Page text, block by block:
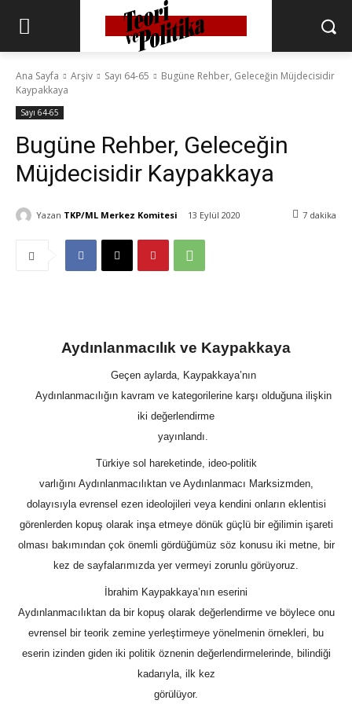
Ana Sayfa Arşiv Sayı 64-65
Bugüne Rehber, Geleceğin Müjdecisidir
Kaypakkaya
Sayı 64-65
Bugüne Rehber, Geleceğin
Müjdecisidir Kaypakkaya
Yazan TKP/ML Merkez Komitesi 13 Eylül 2020 7 dakika
Aydınlanmacılık ve Kaypakkaya
Geçen aylarda, Kaypakkaya’nın
Aydınlanmacılığın kavram ve kategorilerine karşı olduğuna ilişkin
iki değerlendirme
yayınlandı.
Türkiye sol hareketinde, ideo-politik
varlığını Aydınlanmacılıktan ve Aydınlanmacı Marksizmden,
dolayısıyla evrensel ezen ideolojileri veya kendini onların eklentisi
görenlerden kopuş olarak inşa etmeye dönük güçlü bir eğilimin işareti
olması bakımından çok önemli gördüğümüz söz konusu iki metne, bir
kez de sayfalarımızda yer vermeyi zorunlu görüyoruz.
İbrahim Kaypakkaya’nın eserini
Aydınlanmacılıktan da bir kopuş olarak değerlendirme ve böylece onu
evrensel bir teorik zemine yerleştirmeye yönelmenin örnekleri, bu
eserin izinden giden iki politik öznenin değerlendirmelerinde, bilindiği
kadarıyla, ilk kez
görülüyor.